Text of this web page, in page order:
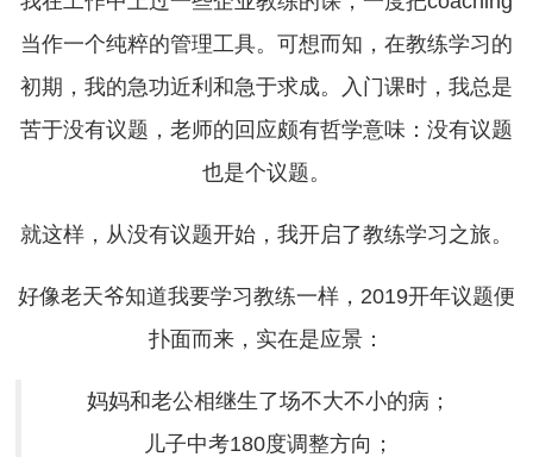
当作一个纯粹的管理工具。可想而知，在教练学习的
初期，我的急功近利和急于求成。入门课时，我总是
苦于没有议题，老师的回应颇有哲学意味：没有议题
也是个议题。
就这样，从没有议题开始，我开启了教练学习之旅。
好像老天爷知道我要学习教练一样，2019开年议题便
扑面而来，实在是应景：
妈妈和老公相继生了场不大不小的病；
儿子中考180度调整方向；